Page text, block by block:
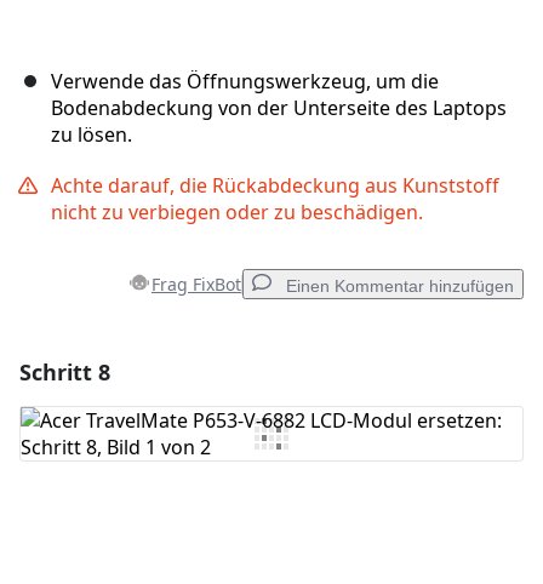
Verwende das Öffnungswerkzeug, um die
Bodenabdeckung von der Unterseite des Laptops
zu lösen.
Achte darauf, die Rückabdeckung aus Kunststoff
nicht zu verbiegen oder zu beschädigen.
Frag FixBot Einen Kommentar hinzufügen
Kommentar hinzufügen
Schritt 8